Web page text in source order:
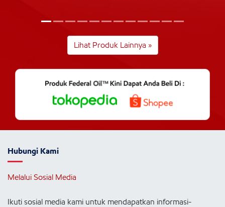
Lihat Produk Lainnya »
Hubungi Kami
Melalui Sosial Media
Ikuti sosial media kami untuk mendapatkan informasi-